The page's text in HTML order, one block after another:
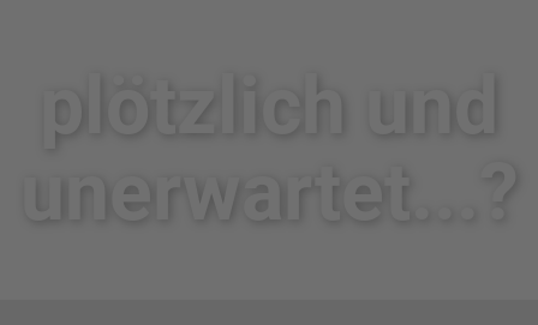
plötzlich un​d
unerwartet...?